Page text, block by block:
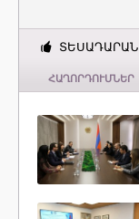
ՏԵՍԱԴԱՐԱՆ
ՀԱՂՈՐԴՈՒՄՆԵՐ